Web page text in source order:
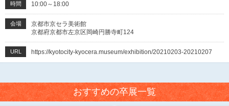
時間 10:00～18:00
会場
京都市京セラ美術館
京都府京都市左京区岡崎円勝寺町124
URL https://kyotocity-kyocera.museum/exhibition/20210203-20210207
おすすめの卒展一覧